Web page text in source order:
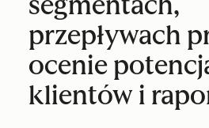
przepływach
ocenie
klientów i